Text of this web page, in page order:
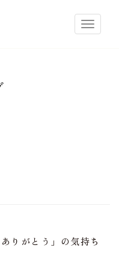
りがとう」の気持ち